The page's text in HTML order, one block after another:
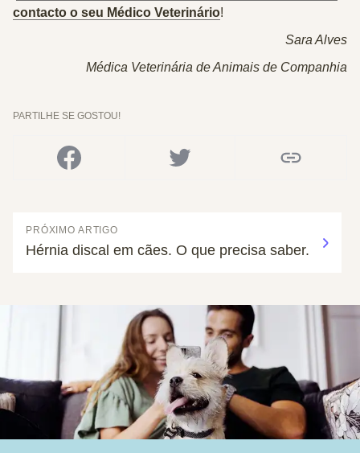
contacto o seu Médico Veterinário!
Sara Alves
Médica Veterinária de Animais de Companhia
PARTILHE SE GOSTOU!
PRÓXIMO ARTIGO
Hérnia discal em cães. O que precisa saber.